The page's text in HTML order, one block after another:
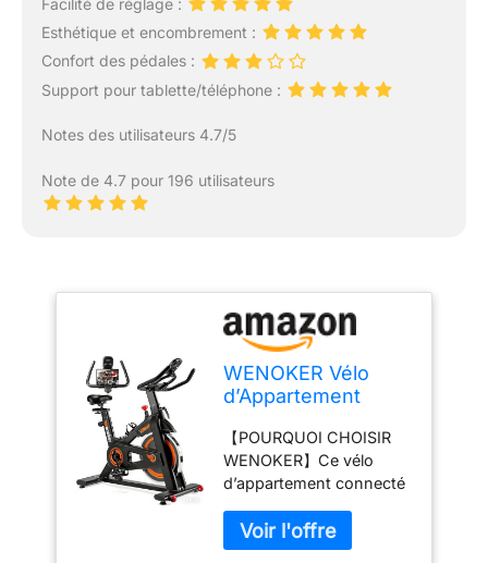
Facilité de réglage :
Esthétique et encombrement :
Confort des pédales :
Support pour tablette/téléphone :
Notes des utilisateurs 4.7/5
Note de 4.7 pour 196 utilisateurs
WENOKER Vélo
d’Appartement
Silencieux 160 kg,
Noir-Orange
【POURQUOI CHOISIR
WENOKER】Ce vélo
d’appartement connecté
vos entraînements plus
motivants. Grâce à